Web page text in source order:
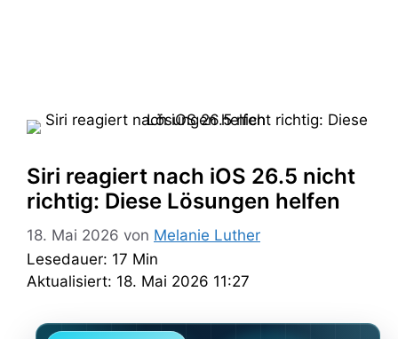
Siri reagiert nach iOS 26.5 nicht
richtig: Diese Lösungen helfen
18. Mai 2026 von Melanie Luther
Lesedauer: 17 Min
Aktualisiert: 18. Mai 2026 11:27